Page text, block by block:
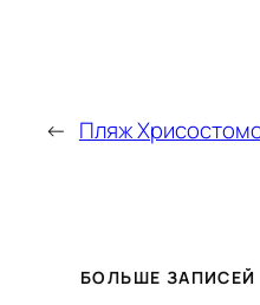
← Пляж
БОЛЬШЕ ЗАПИСЕЙ